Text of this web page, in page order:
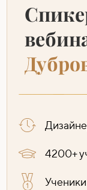
4200+